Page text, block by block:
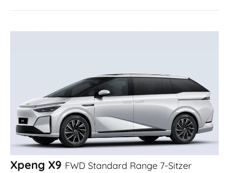
Xpeng X9 FWD Standard Range 7-Sitzer